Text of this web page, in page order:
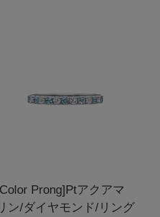
Prong]Ptアクアマ
ン/ダイヤモンド/リング